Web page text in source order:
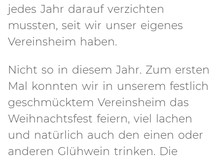
jedes Jahr darauf verzichten
mussten, seit wir unser eigenes
Vereinsheim haben.
Nicht so in diesem Jahr. Zum ersten
Mal konnten wir in unserem festlich
geschmücktem Vereinsheim das
Weihnachtsfest feiern, viel lachen
und natürlich auch den einen oder
anderen Glühwein trinken. Die